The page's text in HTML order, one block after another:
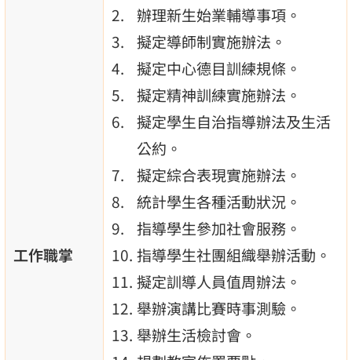
工作職掌
辦理新生始業輔導事項。
擬定導師制實施辦法。
擬定中心德目訓練規條。
擬定精神訓練實施辦法。
擬定學生自治指導辦法及生活
公約。
擬定綜合表現實施辦法。
統計學生各種活動狀況。
指導學生參加社會服務。
指導學生社團組織舉辦活動。
擬定訓導人員值周辦法。
舉辦演講比賽時事測驗。
舉辦生活檢討會。